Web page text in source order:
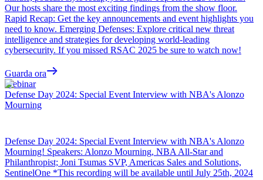
Our hosts share the most exciting findings from the show floor.
Rapid Recap: Get the key announcements and event highlights you
need to know. Emerging Defenses: Explore critical new threat
intelligence and strategies for developing world-leading
cybersecurity. If you missed RSAC 2025 be sure to watch now!
Guarda ora
Webinar
Defense Day 2024: Special Event Interview with NBA's Alonzo
Mourning
Defense Day 2024: Special Event Interview with NBA's Alonzo
Mourning! Speakers: Alonzo Mourning, NBA All-Star and
Philanthropist; Joni Tsumas SVP, Americas Sales and Solutions,
SentinelOne *This recording will be available until July 25th, 2024